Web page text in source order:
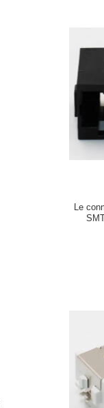
Le